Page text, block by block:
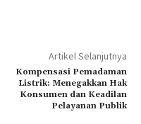
Artikel Selanjutnya
Kompensasi Pemadaman
Listrik: Menegakkan Hak
Konsumen dan Keadilan
Pelayanan Publik